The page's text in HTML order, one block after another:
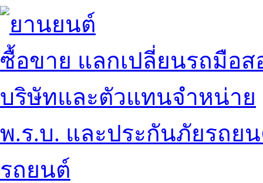
ซื้อขาย แลกเปลี่ยนรถมือส
บริษัทและตัวแทนจำหน่าย
พ.ร.บ. และประกันภัยรถย
รถยนต์